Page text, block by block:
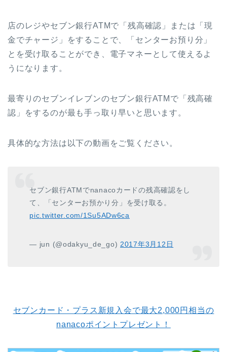
店のレジやセブン銀行ATMで「残高確認」または「現
金でチャージ」をすることで、「センターお預り分」
とを受け取ることができ、電子マネーとして使えるよ
うになります。
最寄りのセブンイレブンのセブン銀行ATMで「残高確
認」をするのが最も手っ取り早いと思います。
具体的な方法は以下の動画をご覧ください。
セブン銀行ATMでnanacoカードの残高確認をし
て、「センターお預かり分」を受け取る。
pic.twitter.com/1Su5ADw6ca
— jun (@odakyu_de_go)2017年3月12日
セブンカード・プラス新規入会で最大2,000円相当の
nanacoポイントプレゼント！